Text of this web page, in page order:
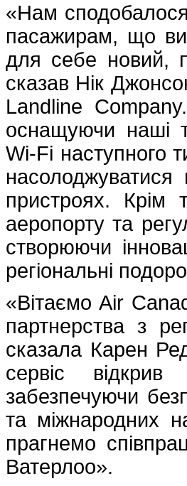
«Нам
пасажирам, що
для себе новий,
сказав Нік
Landline
оснащуючи наші
Wi-Fi наступного
пристроях. Крім
аеропорту та
створюючи
регіональні
«Вітаємо Air
партнерства з
сказала Карен
сервіс
забезпечуючи
та міжнародних
прагнемо
Ватерлоо».